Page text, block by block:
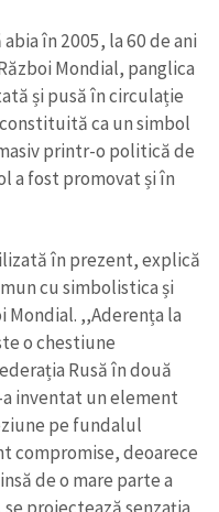
în 2005, la 60 de ani
Mondial, panglica
și pusă în circulație
ca un simbol
printr-o politică de
a fost promovat și în
în prezent, explică
cu simbolistica și
Mondial. ,,Aderența la
o chestiune
Rusă în două
inventat un element
pe fundalul
compromise, deoarece
de o mare parte a